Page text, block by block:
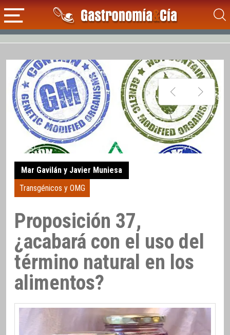
Mar Gavilán y Javier Muniesa
Transgénicos y OMG
Proposición 37,
¿acabará con el uso del
término natural en los
alimentos?